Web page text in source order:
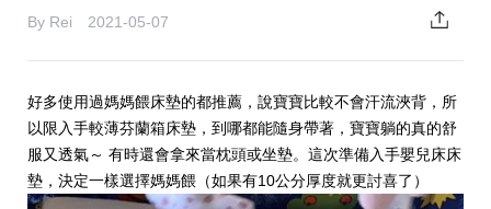
By Rei 2021-05-07
好多使用過媽媽餵床墊的都推薦，說寶寶比較不會汗流浹背，所
以限入手較薄芬蘭箱床墊，到哪都能隨身帶著，寶寶躺的真的舒
服又透氣～ 有時還會拿來當枕頭或坐墊。這次準備入手嬰兒床床
墊，決定一樣選擇媽媽餵（如果有10公分厚度就更討喜了）